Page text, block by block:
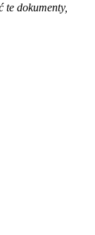
te dokumenty,